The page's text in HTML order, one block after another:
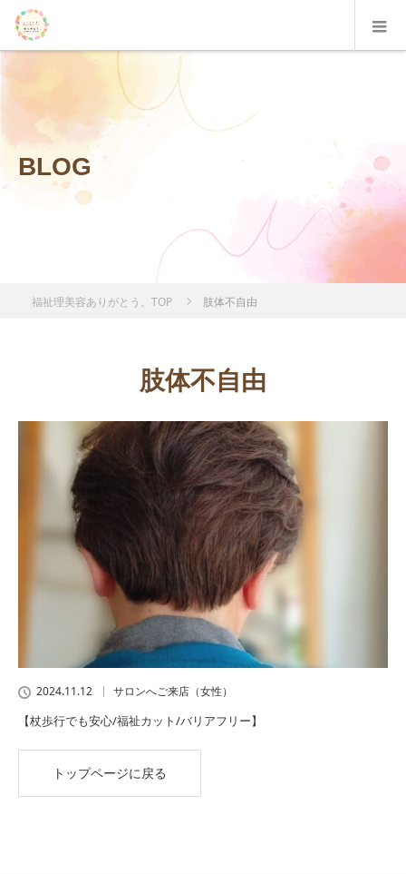
BLOG
福祉理美容ありがとう。TOP 肢体不自由
肢体不自由
2024.11.12 サロンへご来店（女性）
【杖歩行でも安心/福祉カット/バリアフリー】
トップページに戻る